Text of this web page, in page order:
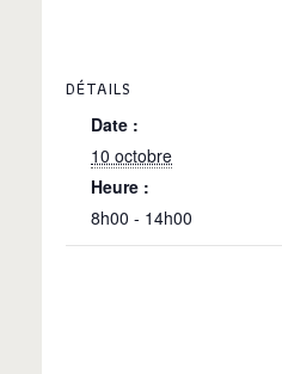
DÉTAILS
Date :
10 octobre
Heure :
8h00 - 14h00